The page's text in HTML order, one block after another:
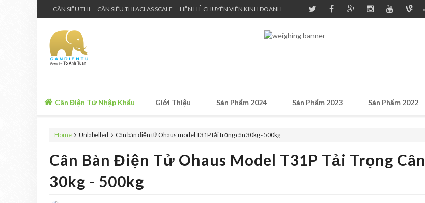
CÂN SIÊU THỊ CÂN SIÊU THỊ ACLAS SCALE LIÊN HỆ CHUYÊN VIÊN KINH DOANH
Cân Điện Tử Nhập Khẩu Giới Thiệu Sản Phẩm 2024 Sản Phẩm 2023 Sản Phẩm 2022
Home Unlabelled Cân bàn điện tử Ohaus model T31P tải trọng cân 30kg - 500kg
Cân Bàn Điện Tử Ohaus Model T31P Tải Trọng Cân
30kg - 500kg